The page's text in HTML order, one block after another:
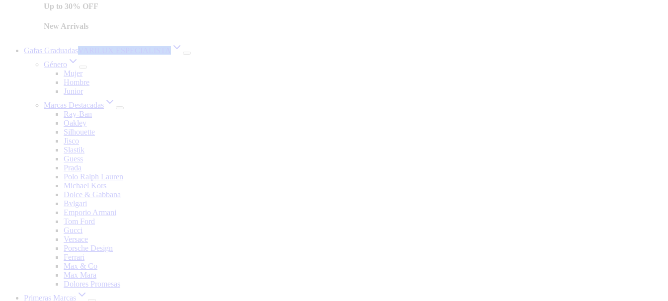
Up to 30% OFF
New Arrivals
Gafas Graduadas
Género
Mujer
Hombre
Junior
Marcas Destacadas
Ray-Ban
Oakley
Silhouette
Jisco
Slastik
Guess
Prada
Polo Ralph Lauren
Michael Kors
Dolce & Gabbana
Bvlgari
Emporio Armani
Tom Ford
Gucci
Versace
Porsche Design
Ferrari
Max & Co
Max Mara
Dolores Promesas
Primeras Marcas